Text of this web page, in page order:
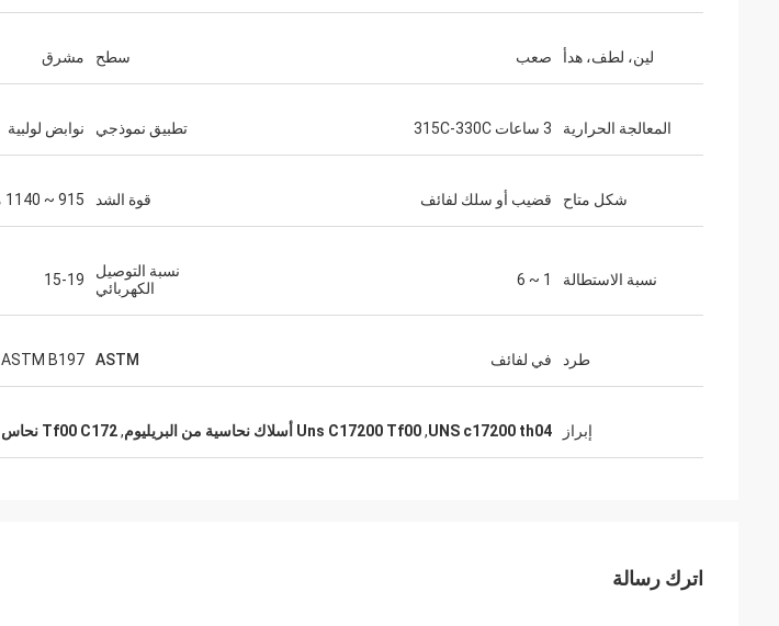
لين، لطف، هدأ صعب سطح مشرق
المعالجة الحرارية 3 ساعات 315C-330C تطبيق نموذجي نوابض لولبية
شكل متاح قضيب أو سلك لفائف قوة الشد 915 ~ 1140 ميجا باسكال
نسبة الاستطالة 1 ~ 6
نسبة التوصيل
الكهربائي
15-19
طرد في لفائف ASTM
ASTM B197
إبراز UNS c17200 th04
,Uns C17200 Tf00 أسلاك نحاسية من البريليوم ,Tf00 C172 نحاس البريليوم
اترك رسالة